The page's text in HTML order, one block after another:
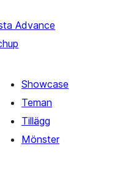
Advance
Showcase
Teman
Tillägg
Mönster